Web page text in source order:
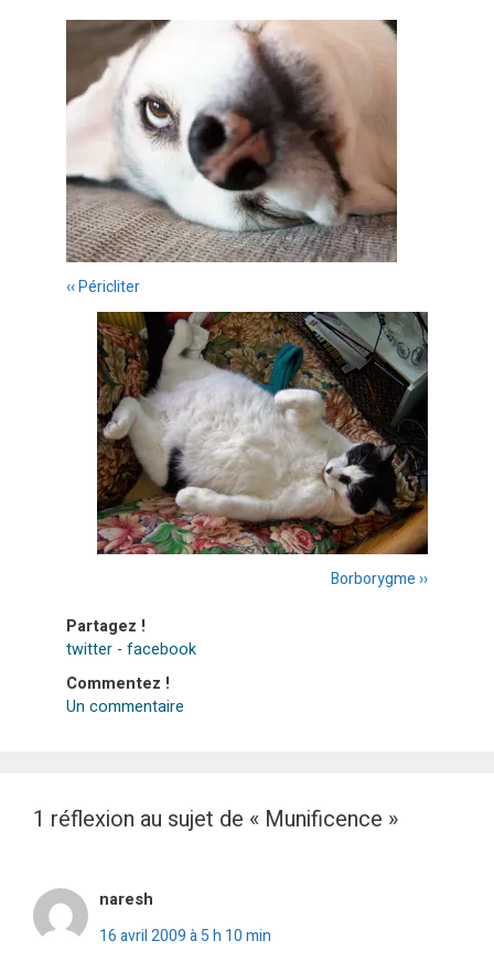
Navigation
articles
‹‹ Péricliter
Borborygme ››
Partagez !
twitter - facebook
Commentez !
Un commentaire
1 réflexion au sujet de « Munificence »
naresh
16 avril 2009 à 5 h 10 min